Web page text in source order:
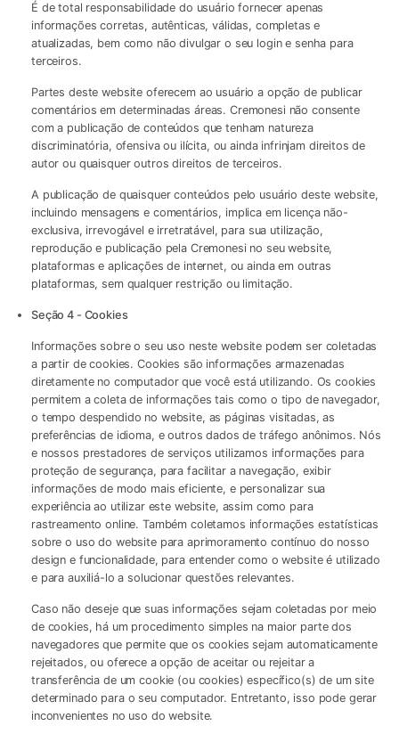
É de total responsabilidade do usuário fornecer apenas
informações corretas, autênticas, válidas, completas e
atualizadas, bem como não divulgar o seu login e senha para
terceiros.
Partes deste website oferecem ao usuário a opção de publicar
comentários em determinadas áreas. Cremonesi não consente
com a publicação de conteúdos que tenham natureza
discriminatória, ofensiva ou ilícita, ou ainda infrinjam direitos de
autor ou quaisquer outros direitos de terceiros.
A publicação de quaisquer conteúdos pelo usuário deste website,
incluindo mensagens e comentários, implica em licença não-
exclusiva, irrevogável e irretratável, para sua utilização,
reprodução e publicação pela Cremonesi no seu website,
plataformas e aplicações de internet, ou ainda em outras
plataformas, sem qualquer restrição ou limitação.
Seção 4 - Cookies
Informações sobre o seu uso neste website podem ser coletadas
a partir de cookies. Cookies são informações armazenadas
diretamente no computador que você está utilizando. Os cookies
permitem a coleta de informações tais como o tipo de navegador,
o tempo despendido no website, as páginas visitadas, as
preferências de idioma, e outros dados de tráfego anônimos. Nós
e nossos prestadores de serviços utilizamos informações para
proteção de segurança, para facilitar a navegação, exibir
informações de modo mais eficiente, e personalizar sua
experiência ao utilizar este website, assim como para
rastreamento online. Também coletamos informações estatísticas
sobre o uso do website para aprimoramento contínuo do nosso
design e funcionalidade, para entender como o website é utilizado
e para auxiliá-lo a solucionar questões relevantes.
Caso não deseje que suas informações sejam coletadas por meio
de cookies, há um procedimento simples na maior parte dos
navegadores que permite que os cookies sejam automaticamente
rejeitados, ou oferece a opção de aceitar ou rejeitar a
transferência de um cookie (ou cookies) específico(s) de um site
determinado para o seu computador. Entretanto, isso pode gerar
inconvenientes no uso do website.